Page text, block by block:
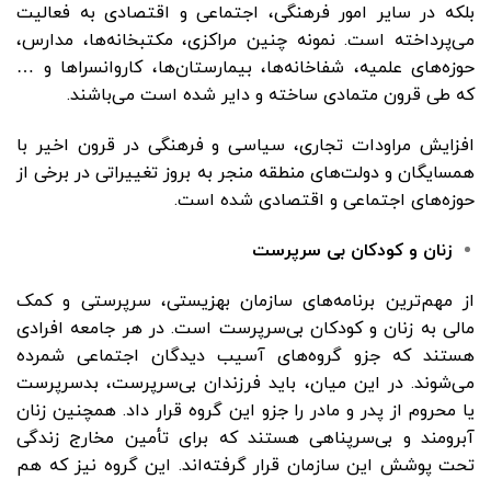
بلکه در سایر امور فرهنگى، اجتماعى و اقتصادى به فعالیت
مى‌پرداخته است. نمونه چنین مراکزى، مکتبخانه‌ها، مدارس،
حوزه‌هاى علمیه، شفاخانه‌ها، بیمارستان‌ها، کاروانسراها و …
که طى قرون متمادى ساخته و دایر شده است مى‌باشند.
افزایش مراودات تجارى، سیاسى و فرهنگى در قرون اخیر با
همسایگان و دولت‌هاى منطقه منجر به بروز تغییراتى در برخى از
حوزه‌هاى اجتماعى و اقتصادى شده است.
زنان و کودکان بی سرپرست
از مهم‌ترین برنامه‌های سازمان بهزیستی، سرپرستی و کمک
مالی به زنان و کودکان بی‌سرپرست است. در هر جامعه افرادی
هستند که جزو گروه‌های آسیب دیدگان اجتماعی شمرده
می‌شوند. در این میان، باید فرزندان بی‌سرپرست، بدسرپرست
یا محروم از پدر و مادر را جزو این گروه قرار داد. همچنین زنان
آبرومند و بی‌سرپناهی هستند که برای تأمین مخارج زندگی
تحت پوشش این سازمان قرار گرفته‌اند. این گروه نیز که هم